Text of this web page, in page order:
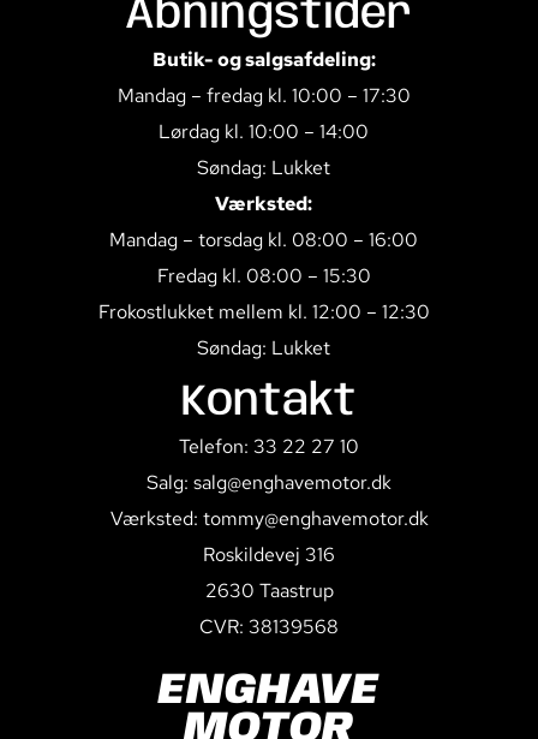
Åbningstider
Butik- og salgsafdeling:
Mandag – fredag kl. 10:00 – 17:30
Lørdag kl. 10:00 – 14:00
Søndag: Lukket
Værksted:
Mandag – torsdag kl. 08:00 – 16:00
Fredag kl. 08:00 – 15:30
Frokostlukket mellem kl. 12:00 – 12:30
Søndag: Lukket
Kontakt
Telefon: 33 22 27 10
Salg: salg@enghavemotor.dk
Værksted: tommy@enghavemotor.dk
Roskildevej 316
2630 Taastrup
CVR: 38139568
ENGHAVE
MOTOR